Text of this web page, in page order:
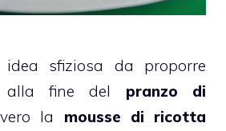
idea sfiziosa da proporre
alla fine del pranzo di
la mousse di ricotta